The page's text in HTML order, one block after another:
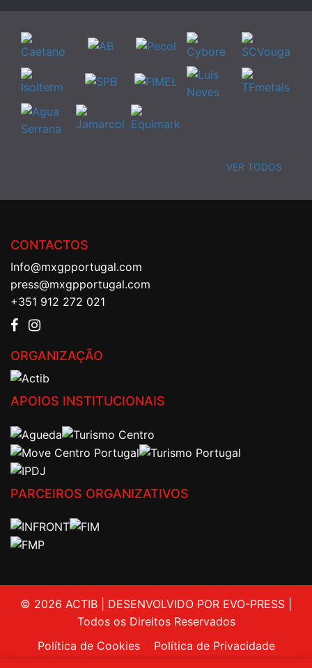
VER TODOS
CONTACTOS
Info@mxgpportugal.com
press@mxgpportugal.com
+351 912 272 021
ORGANIZAÇÃO
APOIOS INSTITUCIONAIS
PARCEIROS ORGANIZATIVOS
© 2026 ACTIB | DESENVOLVIDO POR EVO-PRESS |
Todos os Direitos Reservados
Política de Cookies
Política de Privacidade